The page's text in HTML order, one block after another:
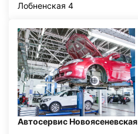
Лобненская 4
Автосервис Новоясеневская